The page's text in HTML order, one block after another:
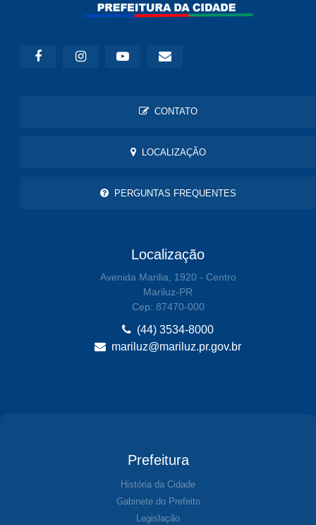
CONTATO
LOCALIZAÇÃO
PERGUNTAS FREQUENTES
Localização
Avenida Marilia, 1920 - Centro
Mariluz-PR
Cep: 87470-000
(44) 3534-8000
mariluz@mariluz.pr.gov.br
Prefeitura
História da Cidade
Gabinete do Prefeito
Legislação